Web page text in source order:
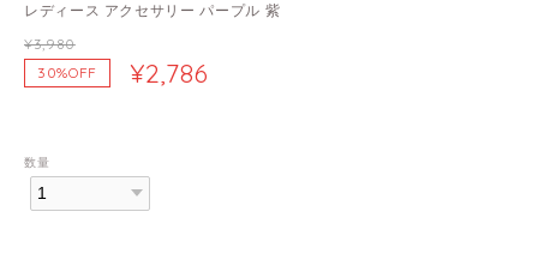
レディース アクセサリー パープル 紫
¥3,980
30%OFF
¥2,786
数量